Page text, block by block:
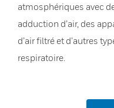
atmosphériques avec
adduction d’air, des
d’air filtré et d’autres
respiratoire.